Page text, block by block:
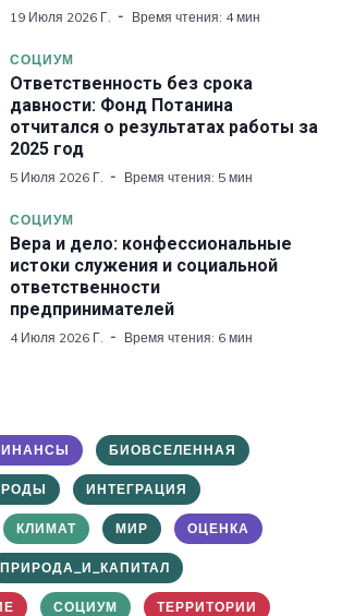
19 Июля 2026 Г. Время чтения: 4 мин
СОЦИУМ
Ответственность без срока
давности: Фонд Потанина
отчитался о результатах работы за
2025 год
5 Июля 2026 Г. Время чтения: 5 мин
СОЦИУМ
Вера и дело: конфессиональные
истоки служения и социальной
ответственности
предпринимателей
4 Июля 2026 Г. Время чтения: 6 мин
БИОВСЕЛЕННАЯ
ИНТЕГРАЦИЯ
КЛИМАТ МИР ОЦЕНКА
ПРИРОДА_И_КАПИТАЛ
СОЦИУМ ТЕРРИТОРИИ